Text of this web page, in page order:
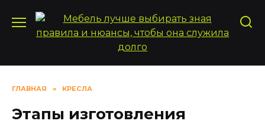
содержанию
ГЛАВНАЯ » КРЕСЛА
Этапы изготовления